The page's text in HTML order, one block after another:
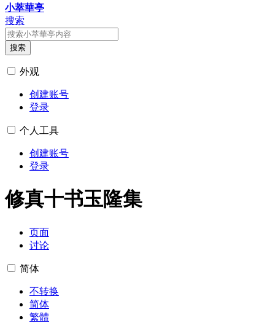
小萃華亭
搜索
搜索
外观
创建账号
登录
个人工具
创建账号
登录
修真十书玉隆集
页面
讨论
简体
不转换
简体
繁體